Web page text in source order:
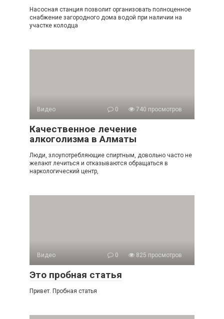
Насосная станция позволит организовать полноценное
снабжение загородного дома водой при наличии на
участке колодца
Видео 0 740 просмотров
Качественное лечение
алкоголизма в Алматы
Люди, злоупотребляющие спиртным, довольно часто не
желают лечиться и отказываются обращаться в
наркологический центр,
Видео 0 825 просмотров
Это пробная статья
Привет. Пробная статья